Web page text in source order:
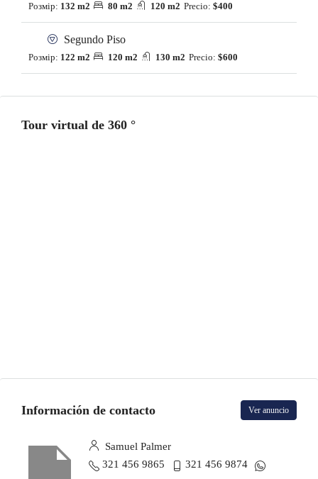
Розмір: 132 m2 80 m2 120 m2 Precio: $400
Segundo Piso
Розмір: 122 m2 120 m2 130 m2 Precio: $600
Tour virtual de 360 ​​°
Información de contacto Ver anuncio
Samuel Palmer
321 456 9865
321 456 9874